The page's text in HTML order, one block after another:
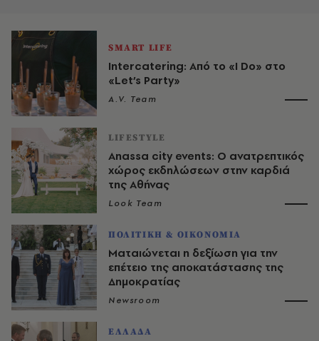
SMART LIFE
Intercatering: Από το «I Do» στο
«Let’s Party»
A.V. Team
LIFESTYLE
Anassa city events: Ο ανατρεπτικός
χώρος εκδηλώσεων στην καρδιά
της Αθήνας
Look Team
ΠΟΛΙΤΙΚΗ & ΟΙΚΟΝΟΜΙΑ
Ματαιώνεται η δεξίωση για την
επέτειο της αποκατάστασης της
Δημοκρατίας
Newsroom
ΕΛΛΑΔΑ